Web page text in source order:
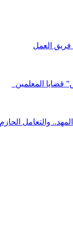
فريق العمل
قضايا المعلمين
والتعامل الحازم